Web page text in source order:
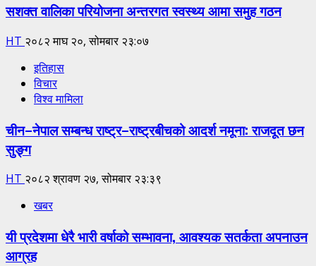
सशक्त वालिका परियोजना अन्तरगत स्वस्थ्य आमा समुह गठन
HT २०८२ माघ २०, सोमबार २३:०७
इतिहास
विचार
विश्व मामिला
चीन–नेपाल सम्बन्ध राष्ट्र–राष्ट्रबीचको आदर्श नमूना: राजदूत छन
सुङ्ग
HT २०८२ श्रावण २७, सोमबार २३:३९
खबर
यी प्रदेशमा धेरै भारी वर्षाको सम्भावना, आवश्यक सतर्कता अपनाउन
आग्रह